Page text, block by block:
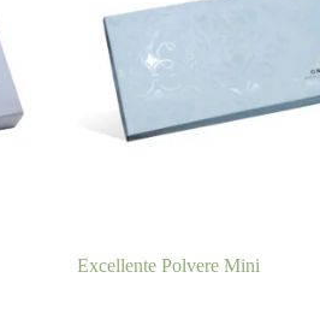
Excellente Polvere Mini